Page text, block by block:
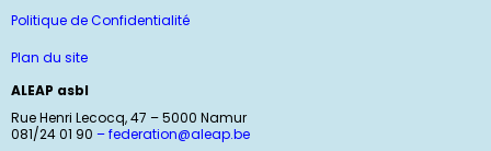
Politique de Confidentialité
Plan du site
ALEAP asbl
Rue Henri Lecocq, 47 – 5000 Namur
081/24 01 90 –federation@aleap.be